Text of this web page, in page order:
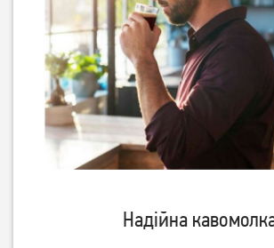
Кавомашина Saeco
GranAroma Deluxe
SM6480/00
45 439грн
36 349грн
SM6585/
50 229
40 179
Надійна